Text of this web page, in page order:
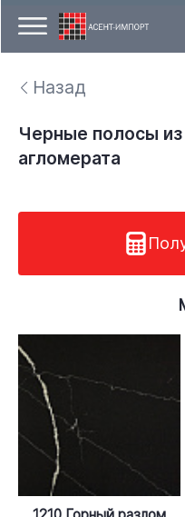
Назад
Черные полосы из
агломерата